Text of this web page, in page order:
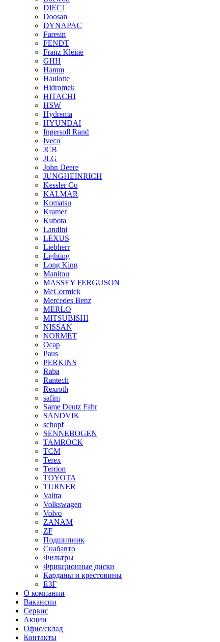
DIECI
Doosan
DYNAPAC
Faresin
FENDT
Franz Kleine
GHH
Hamm
Haulotte
Hidromek
HITACHI
HSW
Hydrema
HYUNDAI
Ingersoll Rand
Iveco
JCB
JLG
John Deere
JUNGHEINRICH
Kessler Co
KALMAR
Komatsu
Kramer
Kubota
Landini
LEXUS
Liebherr
Lighting
Long King
Manitou
MASSEY FERGUSON
McCormick
Mercedes Benz
MERLO
MITSUBISHI
NISSAN
NORMET
Ocap
Paus
PERKINS
Raba
Rantech
Rexroth
safim
Same Deutz Fahr
SANDVIK
schopf
SENNEBOGEN
TAMROCK
TCM
Terex
Terrion
TOYOTA
TURNER
Valtra
Volkswagen
Volvo
ZANAM
ZF
Подшипник
Снабавто
Фильтры
Фрикционные диски
Карданы и крестовины
ЕЗГ
О компании
Вакансии
Сервис
Акции
Офис/склад
Контакты